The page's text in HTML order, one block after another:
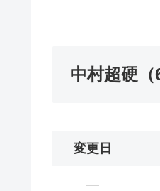
中村超硬
変更日
―